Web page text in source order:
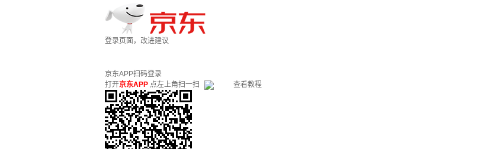
登录页面，改进建议
京东APP扫码登录
打开京东APP 点左上角扫一扫 查看教程